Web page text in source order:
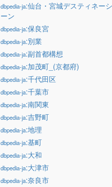
dbpedia-ja:仙台・宮城デスティネー
ーン
dbpedia-ja:保良宮
dbpedia-ja:別業
dbpedia-ja:副首都構想
dbpedia-ja:加茂町_(京都府)
dbpedia-ja:千代田区
dbpedia-ja:千葉市
dbpedia-ja:南関東
dbpedia-ja:吉野町
dbpedia-ja:地理
dbpedia-ja:基町
dbpedia-ja:大和
dbpedia-ja:大津市
dbpedia-ja:奈良市